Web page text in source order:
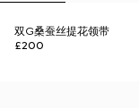
双G桑蚕丝提花领带
£200